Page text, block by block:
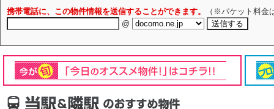
携帯電話に、この物件情報を送信することができます。
（※パケット料金
@